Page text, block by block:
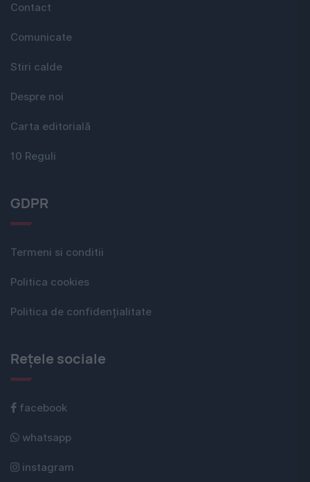
Contact
Comunicate
Stiri calde
Despre noi
Carta editorială
10 Reguli
GDPR
Termeni si conditii
Politica cookies
Politica de confidențialitate
Rețele sociale
facebook
whatsapp
instagram